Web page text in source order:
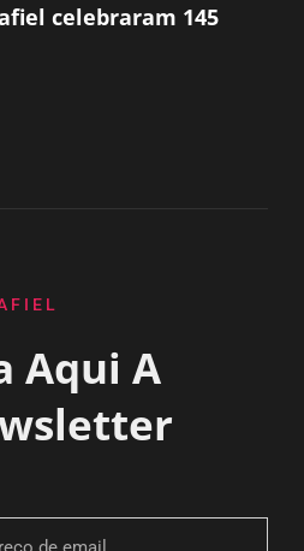
celebraram 145
Aqui A